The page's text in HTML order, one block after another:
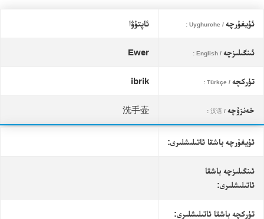
ئۇيغۇرچە / Uyghurche : ئاپتۇۋا
ئىنگىلىزچە / English :
Ewer
تۈركچە / Türkçe :
ibrik
خەنزۇچە / 汉语 :
洗手壶
ئۇيغۇرچە باشقا ئاتىلىشلىرى:
ئىنگىلىزچە باشقا
ئاتىلىشلىرى:
تۈركچە باشقا ئاتىلىشلىرى: